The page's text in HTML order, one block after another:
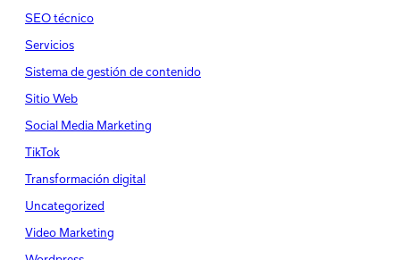
SEO técnico
Servicios
Sistema de gestión de contenido
Sitio Web
Social Media Marketing
TikTok
Transformación digital
Uncategorized
Video Marketing